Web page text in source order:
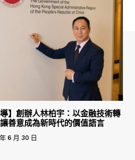
導】創辦人林柏宇：以金融技術轉
善意成為新時代的價值語言
6 月 30 日